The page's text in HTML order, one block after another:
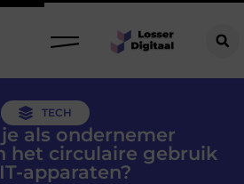
TECH
als ondernemer
het circulaire gebruik
apparaten?